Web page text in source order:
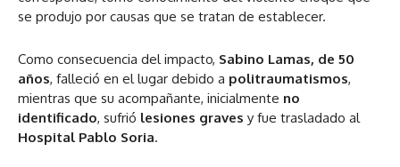
se produjo por causas que se tratan de establecer.
Como consecuencia del impacto, Sabino Lamas, de 50
años, falleció en el lugar debido a politraumatismos,
mientras que su acompañante, inicialmente no
identificado, sufrió lesiones graves y fue trasladado al
Hospital Pablo Soria.